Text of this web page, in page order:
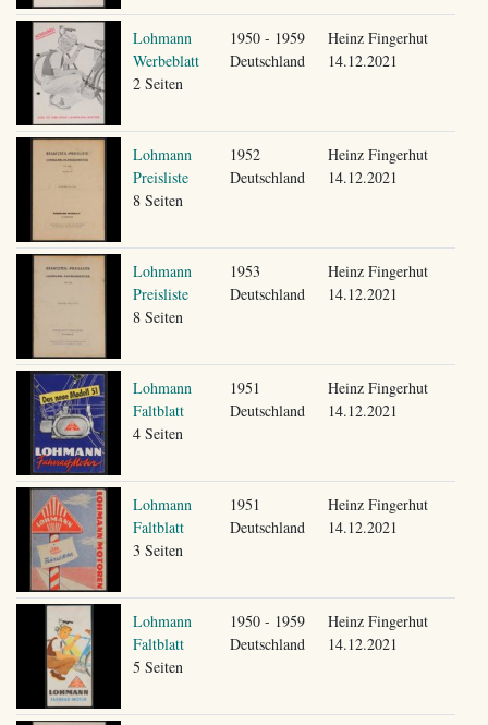
Lohmann
Werbeblatt
2 Seiten
1950 - 1959
Deutschland
Heinz Fingerhut
14.12.2021
Lohmann
Preisliste
8 Seiten
1952
Deutschland
Heinz Fingerhut
14.12.2021
Lohmann
Preisliste
8 Seiten
1953
Deutschland
Heinz Fingerhut
14.12.2021
Lohmann
Faltblatt
4 Seiten
1951
Deutschland
Heinz Fingerhut
14.12.2021
Lohmann
Faltblatt
3 Seiten
1951
Deutschland
Heinz Fingerhut
14.12.2021
Lohmann
Faltblatt
5 Seiten
1950 - 1959
Deutschland
Heinz Fingerhut
14.12.2021